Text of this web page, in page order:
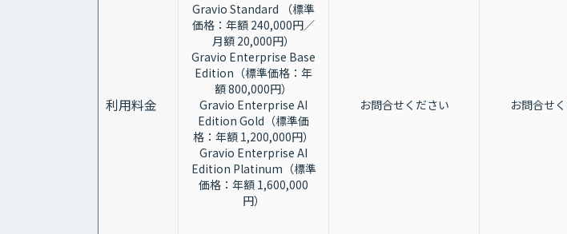
利用料金
Gravio Standard （標準
価格：年額 240,000円／
月額 20,000円）
Gravio Enterprise Base
Edition（標準価格：年
額 800,000円）
Gravio Enterprise AI
Edition Gold（標準価
格：年額 1,200,000円）
Gravio Enterprise AI
Edition Platinum（標準
価格：年額 1,600,000
円）
お問合せください お問合せ